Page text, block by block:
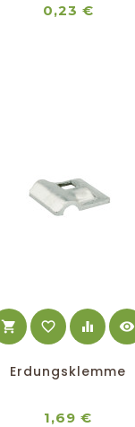
0,23 €Preis
shopping_cart favorite_border equalizer visibility
Erdungsklemme
1,69 €